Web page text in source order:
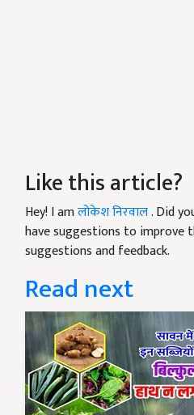
Like this article?
Hey! I amलोकेश निरवाल. Did
have suggestions to improve
suggestions and feedback.
Read next